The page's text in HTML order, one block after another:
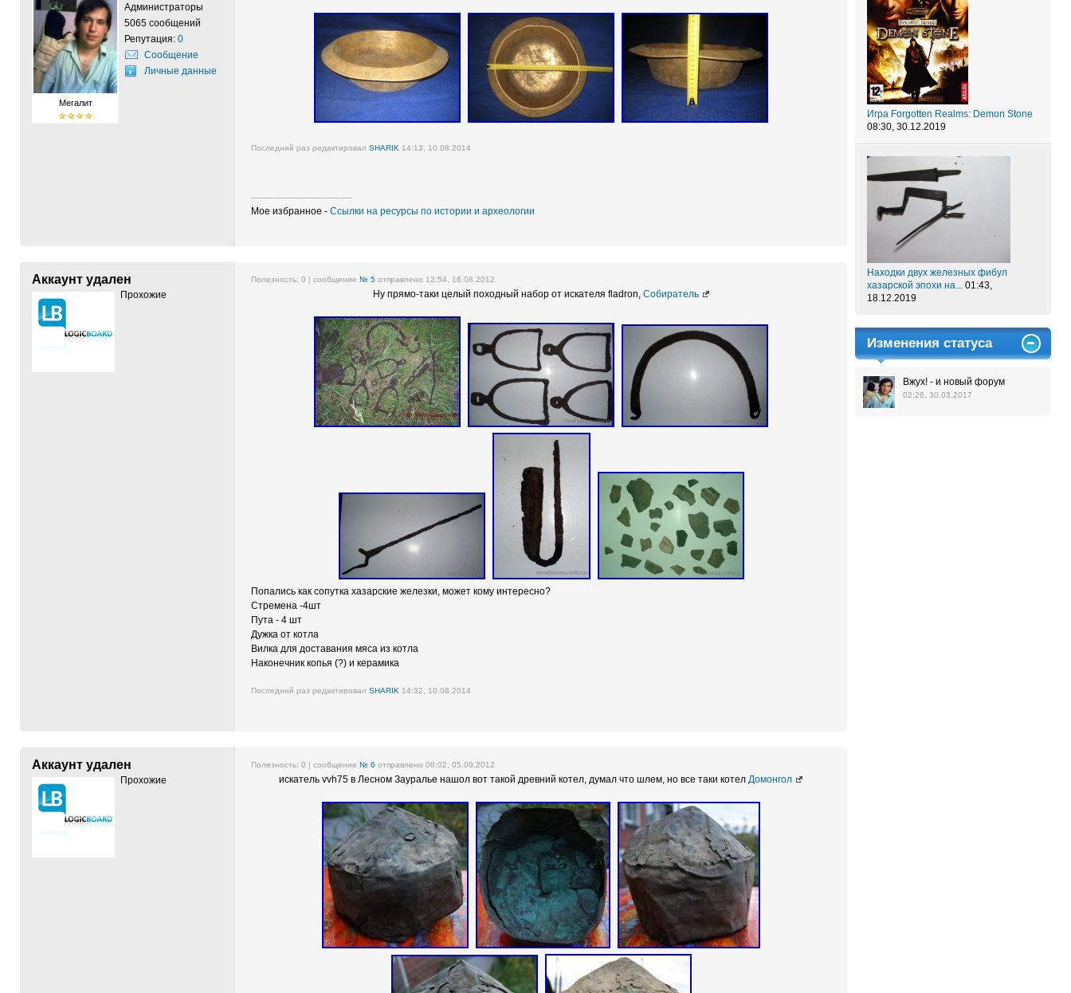
Мегалит
Администраторы
5065 сообщений
Репутация: 0
Сообщение
Личные данные
Последний раз редактировал SHARIK 14:13, 10.08.2014
------------------------------------------
Мое избранное - Ссылки на ресурсы по истории и археологии
Аккаунт удален
Прохожие
Полезность: 0 | сообщение № 5 отправлено 12:54, 16.08.2012
Ну прямо-таки целый походный набор от искателя fladron, Собиратель
Попались как сопутка хазарские железки, может кому интересно?
Стремена -4шт
Пута - 4 шт
Дужка от котла
Вилка для доставания мяса из котла
Наконечник копья (?) и керамика
Последний раз редактировал SHARIK 14:32, 10.08.2014
Аккаунт удален
Прохожие
Полезность: 0 | сообщение № 6 отправлено 08:02, 05.09.2012
искатель vvh75 в Лесном Зауралье нашол вот такой древний котел, думал что шлем, но все таки котел Домонгол
Игра Forgotten Realms: Demon Stone
08:30, 30.12.2019
Находки двух железных фибул
хазарской эпохи на...
01:43,
18.12.2019
Изменения статуса
Вжух! - и новый форум
02:26, 30.03.2017